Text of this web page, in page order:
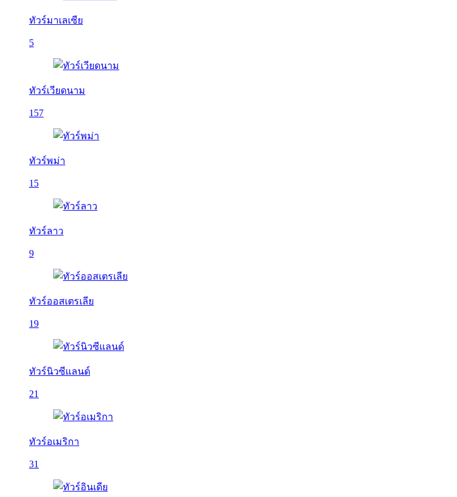
ทัวร์มาเลเซีย
5
ทัวร์เวียดนาม
157
ทัวร์พม่า
15
ทัวร์ลาว
9
ทัวร์ออสเตรเลีย
19
ทัวร์นิวซีแลนด์
21
ทัวร์อเมริกา
31